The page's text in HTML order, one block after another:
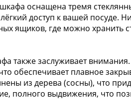
шкафа оснащена тремя
доступ к вашей посуде.
ящиков, где можно хранить
также заслуживает
обеспечивает плавное
из дерева (сосны), что
полного выдвижения, что